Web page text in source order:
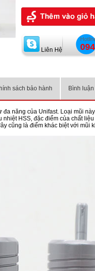
Liên Hệ
sách bảo hành Bình luận
năng của Unifast. Loại mũi
HSS, đặc điểm của chất
cũng là điểm khác biệt với mũi